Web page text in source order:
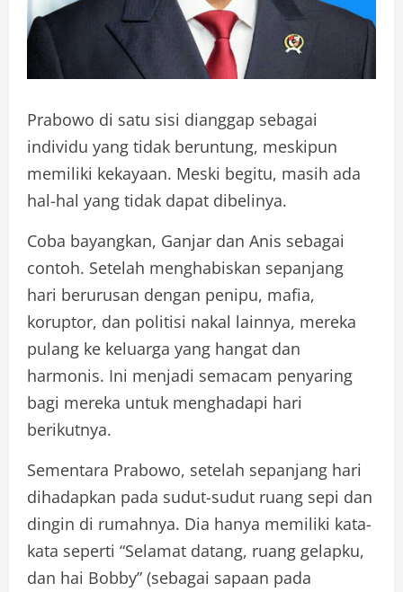
Prabowo di satu sisi dianggap sebagai
individu yang tidak beruntung, meskipun
memiliki kekayaan. Meski begitu, masih ada
hal-hal yang tidak dapat dibelinya.
Coba bayangkan, Ganjar dan Anis sebagai
contoh. Setelah menghabiskan sepanjang
hari berurusan dengan penipu, mafia,
koruptor, dan politisi nakal lainnya, mereka
pulang ke keluarga yang hangat dan
harmonis. Ini menjadi semacam penyaring
bagi mereka untuk menghadapi hari
berikutnya.
Sementara Prabowo, setelah sepanjang hari
dihadapkan pada sudut-sudut ruang sepi dan
dingin di rumahnya. Dia hanya memiliki kata-
kata seperti “Selamat datang, ruang gelapku,
dan hai Bobby” (sebagai sapaan pada